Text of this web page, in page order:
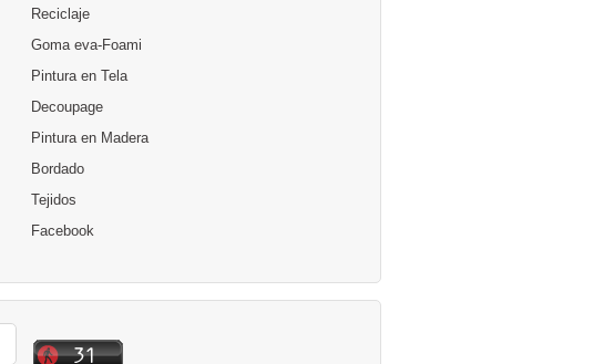
Reciclaje
Goma eva-Foami
Pintura en Tela
Decoupage
Pintura en Madera
Bordado
Tejidos
Facebook